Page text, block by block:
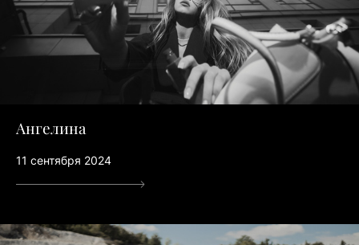
Ангелина
11 сентября 2024